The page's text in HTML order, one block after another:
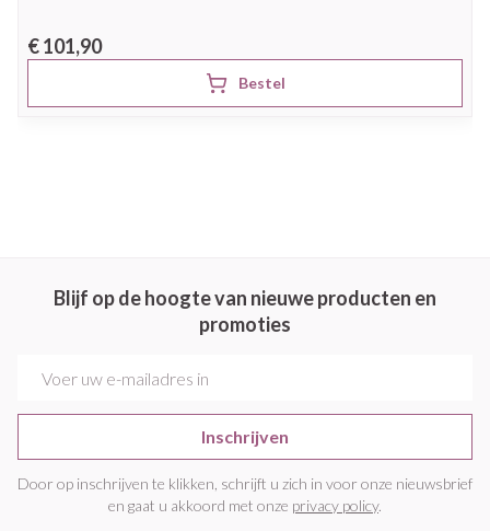
€ 101,90
Bestel
Blijf op de hoogte van nieuwe producten en
promoties
Inschrijven
Door op inschrijven te klikken, schrijft u zich in voor onze nieuwsbrief
en gaat u akkoord met onze privacy policy.